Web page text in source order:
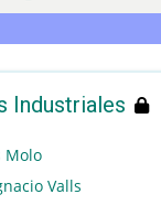
Industriales
Molo
Valls